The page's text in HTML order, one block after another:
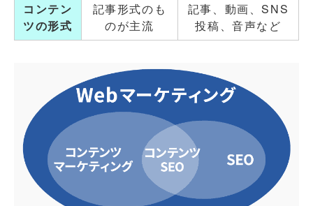
コンテン
ツの形式
記事形式のも
のが主流
記事、動画、SNS
投稿、音声など